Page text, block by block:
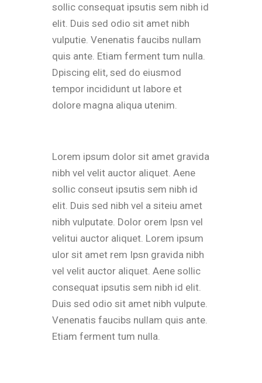
sollic consequat ipsutis sem nibh id
elit. Duis sed odio sit amet nibh
vulputie. Venenatis faucibs nullam
quis ante. Etiam ferment tum nulla.
Dpiscing elit, sed do eiusmod
tempor incididunt ut labore et
dolore magna aliqua utenim.
Lorem ipsum dolor sit amet gravida
nibh vel velit auctor aliquet. Aene
sollic conseut ipsutis sem nibh id
elit. Duis sed nibh vel a siteiu amet
nibh vulputate. Dolor orem Ipsn vel
velitui auctor aliquet. Lorem ipsum
ulor sit amet rem Ipsn gravida nibh
vel velit auctor aliquet. Aene sollic
consequat ipsutis sem nibh id elit.
Duis sed odio sit amet nibh vulpute.
Venenatis faucibs nullam quis ante.
Etiam ferment tum nulla.